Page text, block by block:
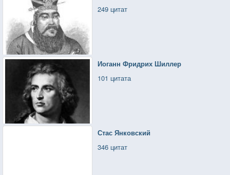
249 цитат
Иоганн Фридрих Шиллер
101 цитата
Стас Янковский
346 цитат